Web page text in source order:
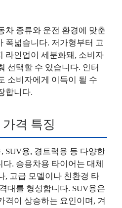
차 종류와 운전 환경에 맞춘
폭넓습니다. 저가형부터 고
라인업이 세분화돼, 소비자
선택할 수 있습니다. 인터
소비자에게 이득이 될 수
합니다.
격 특징
SUV용, 경트럭용 등 다양한
. 승용차용 타이어는 대체
, 고급 모델이나 친환경 타
대를 형성합니다. SUV용은
격이 상승하는 요인이며, 겨